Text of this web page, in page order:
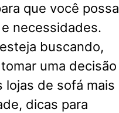
que você possa
necessidades.
buscando,
uma decisão
lojas de sofá mais
dicas para